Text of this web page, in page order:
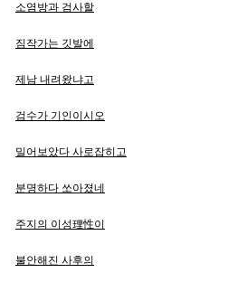
소염방과 검사할
짐작가는 깃발에
제남 내려왔냐고
검수가 기인이시오
밀어보았다 사로잡히고
분명하다 쏘아졌네
주지의 이성理性이
불안해진 사후의